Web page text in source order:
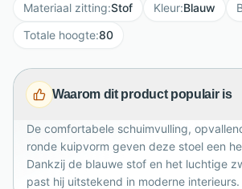
diners of werkdagen. Opvallende
wijd uitlopende poten geven de stoel
breedte van 51 cm en een maximale
120 kg is deze veelzijdige
aan tafel of achter het bureau.
Materiaal zitting:Stof Kleur:Blauw
Totale hoogte:80
Waarom dit product populair is
De comfortabele schuimvulling,
ronde kuipvorm geven deze stoel een
Dankzij de blauwe stof en het luchtige
past hij uitstekend in moderne interieurs.